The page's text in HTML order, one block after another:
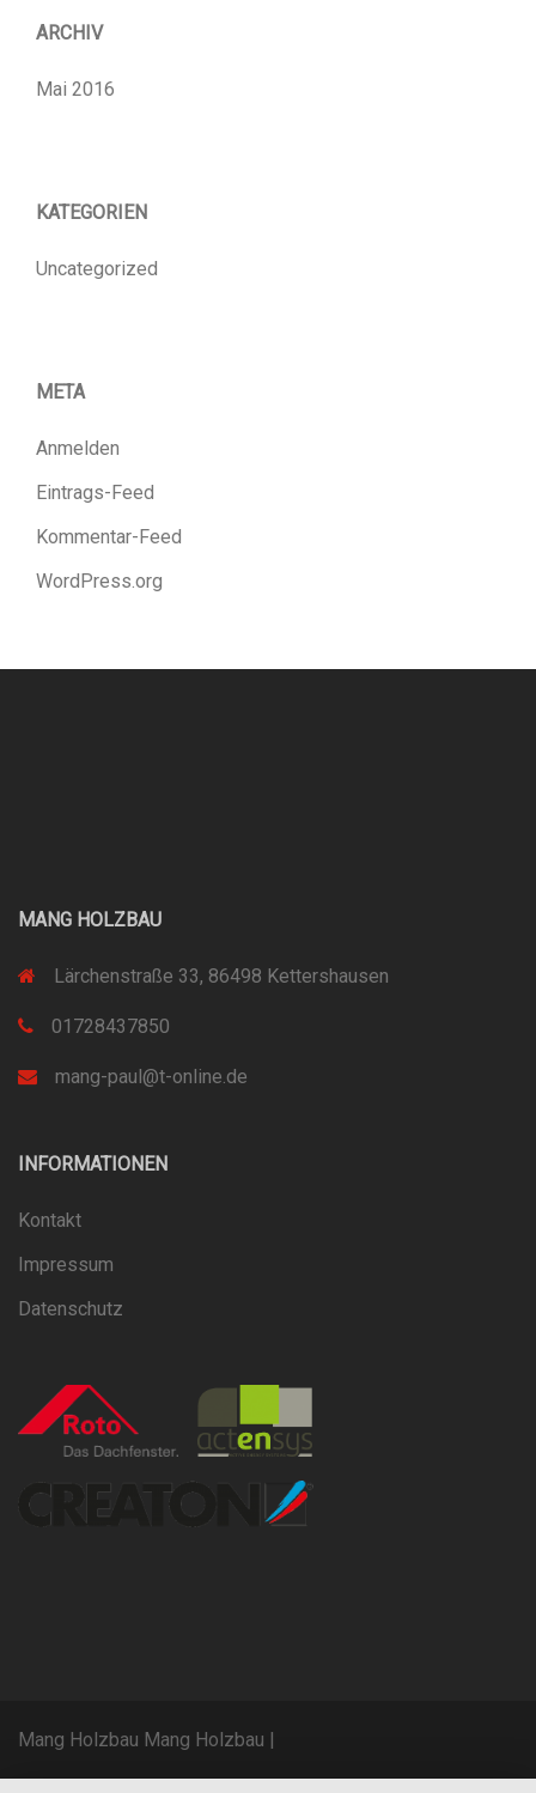
ARCHIV
Mai 2016
KATEGORIEN
Uncategorized
META
Anmelden
Eintrags-Feed
Kommentar-Feed
WordPress.org
MANG HOLZBAU
Lärchenstraße 33, 86498 Kettershausen
01728437850
mang-paul@t-online.de
INFORMATIONEN
Kontakt
Impressum
Datenschutz
Mang Holzbau Mang Holzbau |